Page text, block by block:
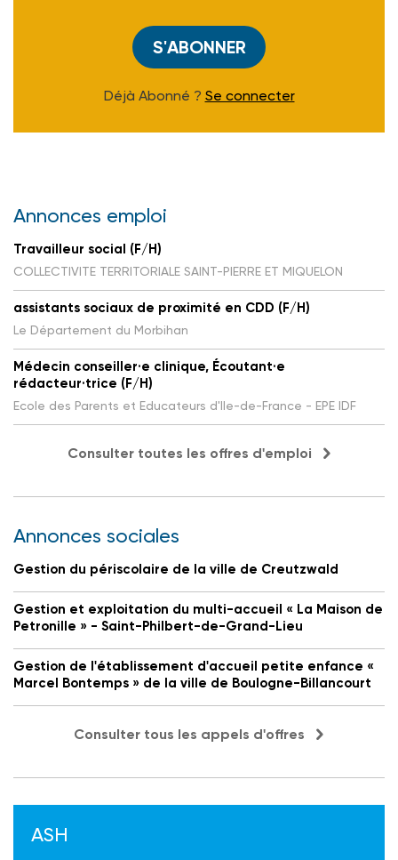
S'ABONNER
Déjà Abonné ? Se connecter
Annonces emploi
Travailleur social (F/H)
COLLECTIVITE TERRITORIALE SAINT-PIERRE ET MIQUELON
assistants sociaux de proximité en CDD (F/H)
Le Département du Morbihan
Médecin conseiller·e clinique, Écoutant·e
rédacteur·trice (F/H)
Ecole des Parents et Educateurs d'Ile-de-France - EPE IDF
Consulter toutes les offres d'emploi
Annonces sociales
Gestion du périscolaire de la ville de Creutzwald
Gestion et exploitation du multi-accueil « La Maison de
Petronille » - Saint-Philbert-de-Grand-Lieu
Gestion de l'établissement d'accueil petite enfance «
Marcel Bontemps » de la ville de Boulogne-Billancourt
Consulter tous les appels d'offres
ASH